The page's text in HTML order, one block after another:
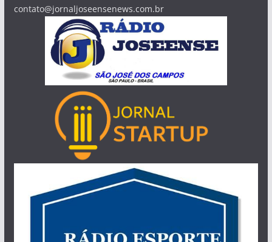
contato@jornaljoseensenews.com.br